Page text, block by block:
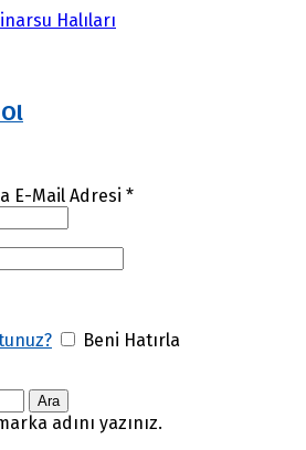
E-Mail Adresi *
Beni Hatırla
Ara
adını yazınız.